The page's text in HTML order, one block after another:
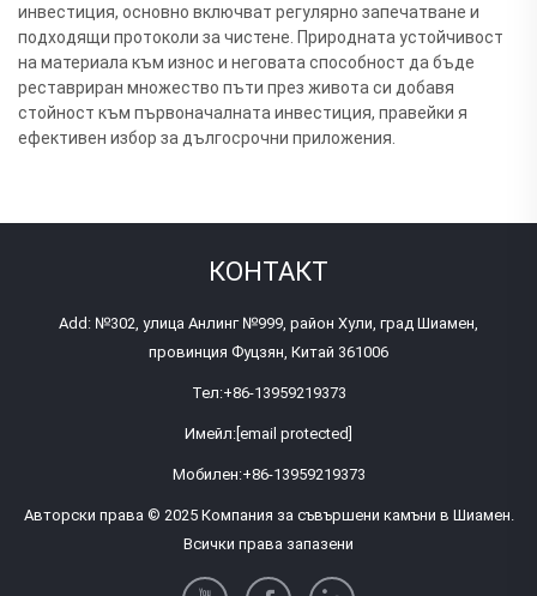
инвестиция, основно включват регулярно запечатване и
подходящи протоколи за чистене. Природната устойчивост
на материала към износ и неговата способност да бъде
реставриран множество пъти през живота си добавя
стойност към първоначалната инвестиция, правейки я
ефективен избор за дългосрочни приложения.
КОНТАКТ
Add: №302, улица Анлинг №999, район Хули, град Шиамен,
провинция Фуцзян, Китай 361006
Тел:+86-13959219373
Имейл: [email protected]
Мобилен:+86-13959219373
Авторски права © 2025 Компания за съвършени камъни в Шиамен.
Всички права запазени